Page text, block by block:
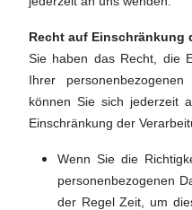
Recht auf Einschränkung
Sie haben das Recht, die
Ihrer
können Sie sich jederzeit
Einschränkung der
Wenn Sie die
personenbezogenen
der Regel Zeit, um